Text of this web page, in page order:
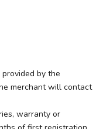
by the
merchant will contact
warranty or